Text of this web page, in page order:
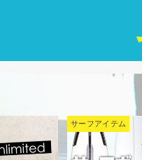
サーフアイテム